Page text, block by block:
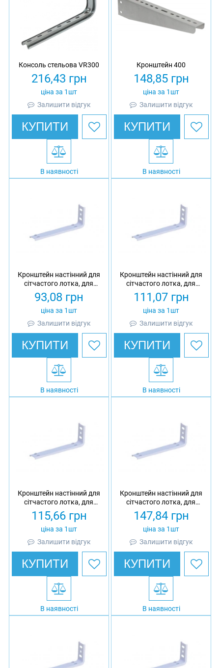
Консоль стельова VR300
216,43 грн
ціна за 1шт
Залишити відгук
КУПИТИ
В наявності
Кронштейн 400
148,85грн
ціна за 1шт
Залишити відгук
КУПИТИ
В наявності
Кронштейн настінний для
сітчастого лотка, для
профілю 41х21/41х41,
товщина 2 мм, L = 110,
оцинкований, Ardic
93,08 грн
ціна за 1шт
Залишити відгук
КУПИТИ
В наявності
Кронштейн настінний для
сітчастого лотка, для
профілю 41х21/41х41,
товщина 2 мм, L = 160,
оцинкований, Ardic
111,07грн
ціна за 1шт
Залишити відгук
КУПИТИ
В наявності
Кронштейн настінний для
сітчастого лотка, для
профілю 41х21/41х41,
товщина 2 мм, L = 210,
оцинкований, Ardic
115,66грн
ціна за 1шт
Залишити відгук
КУПИТИ
В наявності
Кронштейн настінний для
сітчастого лотка, для
профілю 41х21/41х41,
товщина 2 мм, L = 310,
оцинкований, Ardic
147,84грн
ціна за 1шт
Залишити відгук
КУПИТИ
В наявності